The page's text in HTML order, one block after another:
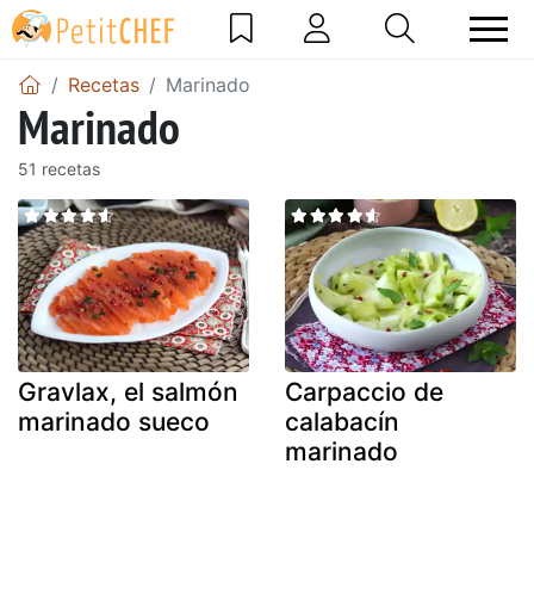
Recetas Marinado
Marinado
51 recetas
Gravlax, el salmón
marinado sueco
Carpaccio de
calabacín
marinado